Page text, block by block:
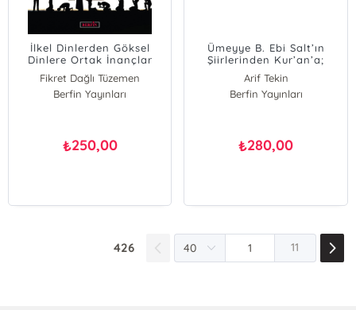
İlkel Dinlerden Göksel
Dinlere Ortak İnançlar
Fikret Dağlı Tüzemen
Berfin Yayınları
₺250,00
Ümeyye B. Ebi Salt’ın
Şiirlerinden Kur’an’a;
(Kur’an’ın Kökeni-3)
Arif Tekin
Berfin Yayınları
₺280,00
426 11